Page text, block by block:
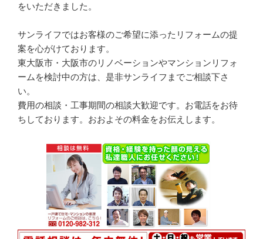
をいただきました。
サンライフではお客様のご希望に添ったリフォームの提
案を心がけております。
東大阪市・大阪市のリノベーションやマンションリフォ
ームを検討中の方は、是非サンライフまでご相談下さ
い。
費用の相談・工事期間の相談大歓迎です。お電話をお待
ちしております。おおよその料金をお伝えします。